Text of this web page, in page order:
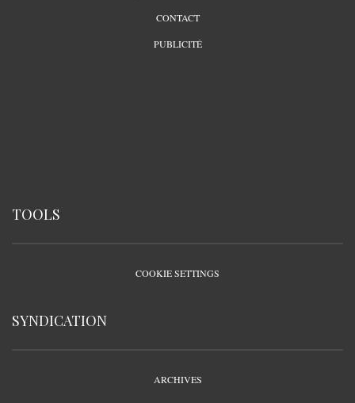
CONTACT
PUBLICITÉ
TOOLS
COOKIE SETTINGS
SYNDICATION
ARCHIVES